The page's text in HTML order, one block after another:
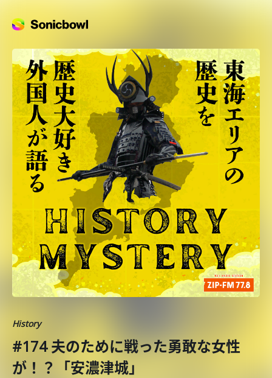
History
#174 夫のために戦った勇敢な女性
が！？「安濃津城」